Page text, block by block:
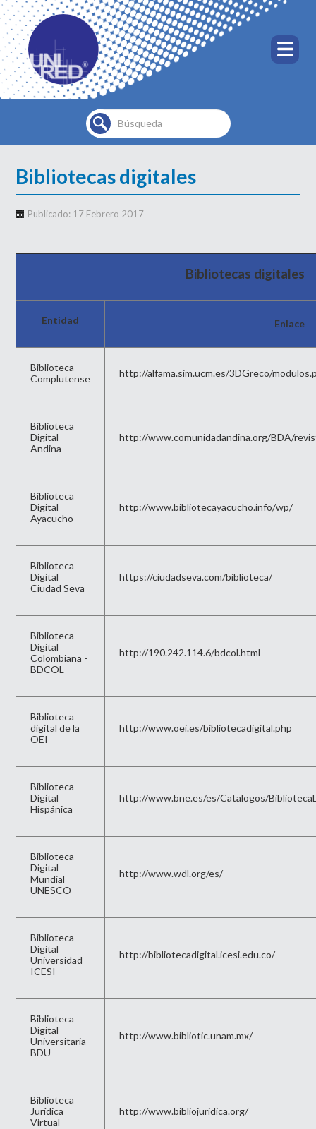
Buscar...
Bibliotecas digitales
Publicado: 17 Febrero 2017
Bibliotecas digitales
Entidad Enlace
Biblioteca
Complutense
http://alfama.sim.ucm.es/3DGreco/
Biblioteca
Digital
Andina
http://www.comunidadandina.org/BDA/
Biblioteca
Digital
Ayacucho
http://www.bibliotecayacucho.info/wp/
Biblioteca
Digital
Ciudad Seva
https://ciudadseva.com/biblioteca/
Biblioteca
Digital
Colombiana -
BDCOL
http://190.242.114.6/bdcol.html
Biblioteca
digital de la
OEI
http://www.oei.es/bibliotecadigital.php
Biblioteca
Digital
Hispánica
http://www.bne.es/es/Catalogos/
Biblioteca
Digital
Mundial
UNESCO
http://www.wdl.org/es/
Biblioteca
Digital
Universidad
ICESI
http://bibliotecadigital.icesi.edu.co/
Biblioteca
Digital
Universitaria
BDU
http://www.bibliotic.unam.mx/
Biblioteca
Jurídica
Virtual
http://www.bibliojuridica.org/